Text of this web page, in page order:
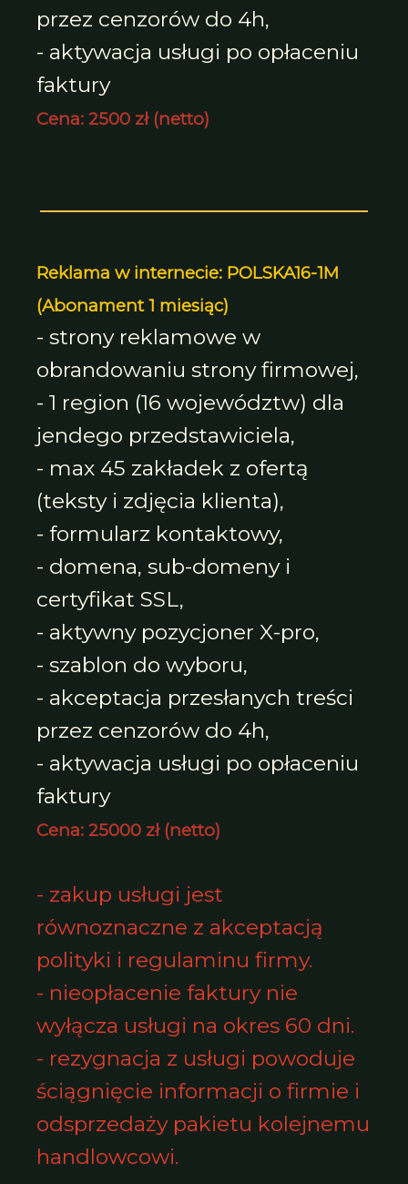
przez cenzorów do 4h,
- aktywacja usługi po opłaceniu
faktury
Cena: 2500 zł (netto)
Reklama w internecie: POLSKA16-1M
(Abonament 1 miesiąc)
- strony reklamowe w
obrandowaniu strony firmowej,
- 1 region (16 województw) dla
jendego przedstawiciela,
- max 45 zakładek z ofertą
(teksty i zdjęcia klienta),
- formularz kontaktowy,
- domena, sub-domeny i
certyfikat SSL,
- aktywny pozycjoner X-pro,
- szablon do wyboru,
- akceptacja przesłanych treści
przez cenzorów do 4h,
- aktywacja usługi po opłaceniu
faktury
Cena: 25000 zł (netto)
- zakup usługi jest
równoznaczne z akceptacją
polityki i regulaminu firmy.
- nieopłacenie faktury nie
wyłącza usługi na okres 60 dni.
- rezygnacja z usługi powoduje
ściągnięcie informacji o firmie i
odsprzedaży pakietu kolejnemu
handlowcowi.